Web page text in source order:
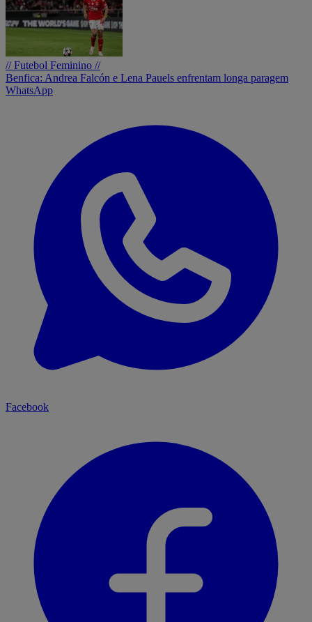
// Futebol Feminino //
Benfica: Andrea Falcón e Lena Pauels enfrentam longa paragem
WhatsApp
Facebook